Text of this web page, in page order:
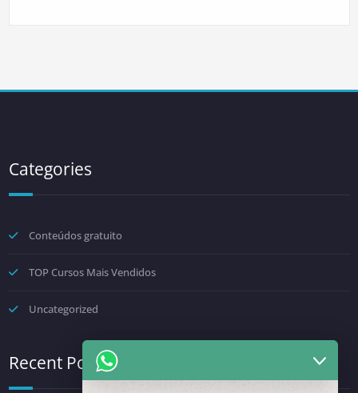
Categories
Conteúdos gratuito
TOP Cursos Mais Vendidos
Uncategorized
Recent Posts